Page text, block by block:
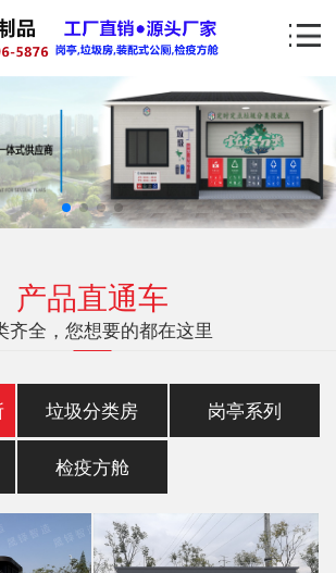
产品直通车
齐全，您想要的都在这里
垃圾分类房 岗亭系列
检疫方舱